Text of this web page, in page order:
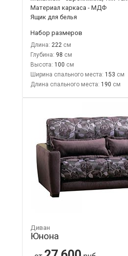
Материал каркаса - МДФ
Ящик для белья
Набор размеров
Длина: 222
Глубина: 98
Высота: 100
Ширина спального места: 153
Длина спального места: 190
Диван
Юнона